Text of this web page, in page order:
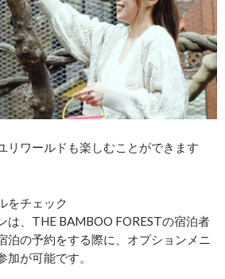
リワールドも楽しむことができます
をチェック
は、THE BAMBOO FORESTの宿泊者
泊の予約をする際に、オプションメニ
加が可能です。